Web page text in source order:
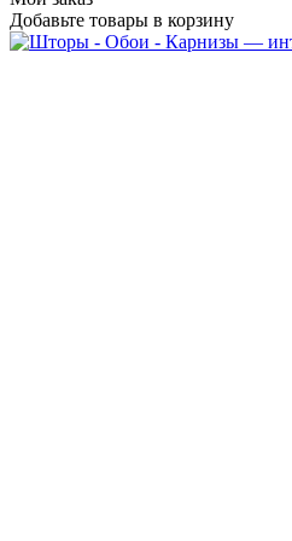
Добавьте товары в корзину